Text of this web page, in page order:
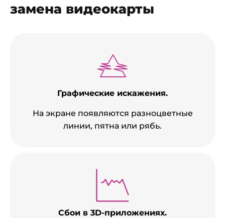
замена видеокарты
Графические искажения.
На экране появляются разноцветные
линии, пятна или рябь.
Сбои в 3D-приложениях.